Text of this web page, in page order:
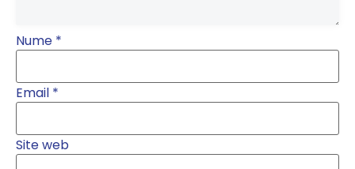
Nume *
Email *
Site web